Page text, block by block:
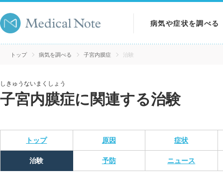
病気や症状を調べる
病気を調べる
検査を調べる
トップ 病気を調べる 子宮内膜症 治験
しきゅうないまくしょう
子宮内膜症に関連する治験
トップ 原因 症状
治験 予防 ニュース